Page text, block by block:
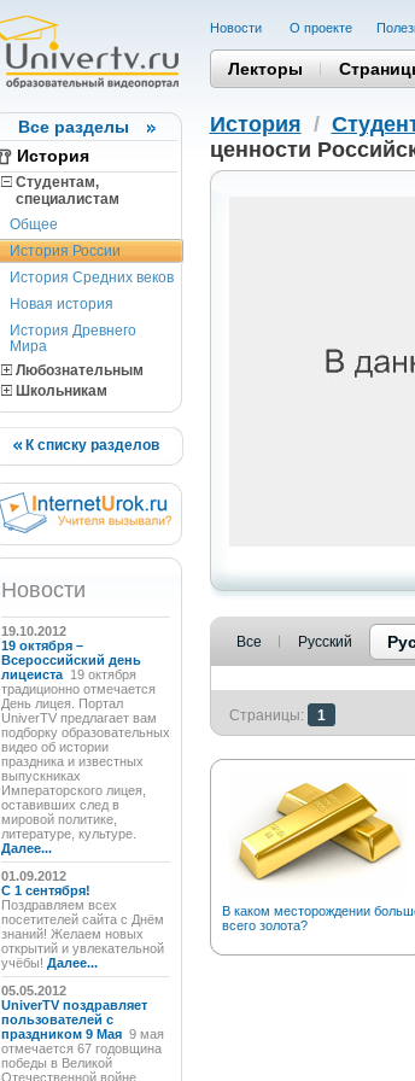
Все разделы
История
Студентам,
cпециалистам
Общее
История России
История Средних веков
Новая история
История Древнего
Мира
Любознательным
Школьникам
К списку разделов
Новости
19.10.2012
19 октября –
Всероссийский день
лицеиста 19 октября
традиционно отмечается
День лицея. Портал
UniverTV предлагает вам
подборку образовательных
видео об истории
праздника и известных
выпускниках
Императорского лицея,
оставивших след в
мировой политике,
литературе, культуре.
Далее...
01.09.2012
C 1 сентября!
Поздравляем всех
посетителей сайта с Днём
знаний! Желаем новых
открытий и увлекательной
учёбы! Далее...
05.05.2012
UniverTV поздравляет
пользователей с
праздником 9 Мая 9 мая
отмечается 67 годовщина
победы в Великой
Отечественной войне.
Новости О проекте
Лекторы
История /
ценности
Все Русский
Страницы: 1
В каком месторождении
всего золота?